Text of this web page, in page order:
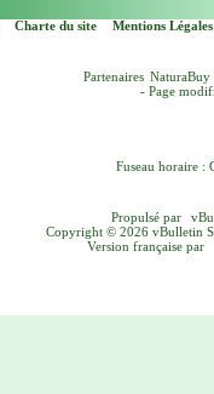
Charte du site Mentions Légales
Partenaires NaturaBuy
- Page
Fuseau horaire :
Propulsé par
Copyright © 2026 vBulletin
Version française par